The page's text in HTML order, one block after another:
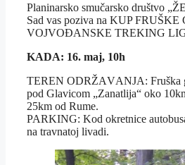
Planinarsko smučarsko društvo
Sad vas poziva na KUP
VОЈVОĐАNSKЕ TRЕKING
KADA: 16. maj, 10h
TЕRЕN ОDRŽАVАNJА: Fruška
pod Glavicom „Zanatlija“ okо
25km od Rume.
PARKING: Kod okretnice
na travnatoj livadi.